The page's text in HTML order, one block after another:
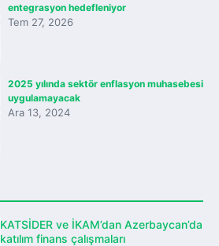
entegrasyon hedefleniyor
Tem 27, 2026
2025 yılında sektör enflasyon muhasebesi
uygulamayacak
Ara 13, 2024
KATSİDER ve İKAM’dan Azerbaycan’da
katılım finans çalışmaları